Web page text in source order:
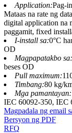
Application:Pag-
Mataas na rate ng
digital application na
paggamit, fixed
I-install sa:0°C
OD
Magpapatakbo sa:
beses OD
Pull maximum:
Timbang:80 kg/
Mga pamantayan:
IEC 60092-350, IEC
Magpadala ng email
Bersyon ng PDF
RFQ